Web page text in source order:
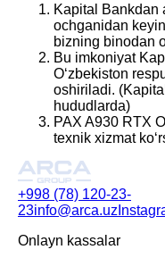
Kapital Bankdan
ochganidan
bizning binodan
Bu imkoniyat
Oʻzbekiston
oshiriladi.
hududlarda)
PAX A930 RTX
texnik xizmat
+998 (78) 120-23-
23info@arca.uz
Onlayn kassalar